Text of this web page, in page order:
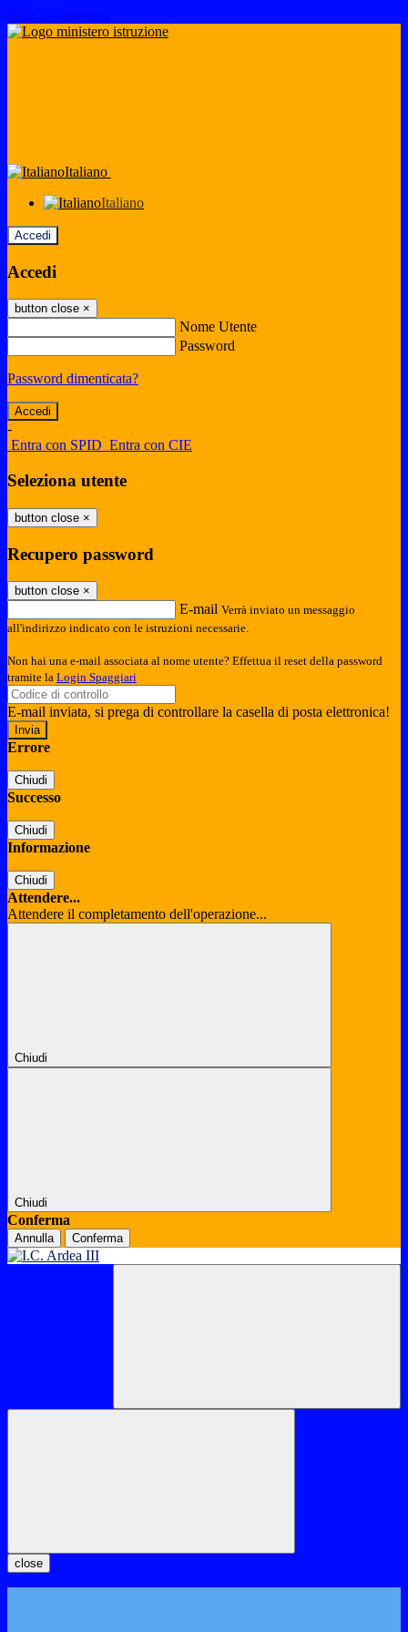
Italiano
Italiano
Accedi
Accedi
button close ×
Nome Utente
Password
Password dimenticata?
-
Entra con SPID Entra con CIE
Seleziona utente
button close ×
Recupero password
button close ×
E-mail Verrà inviato un messaggio
all'indirizzo indicato con le istruzioni necessarie.
Non hai una e-mail associata al nome utente? Effettua il reset della password
tramite la Login Spaggiari
E-mail inviata, si prega di controllare la casella di posta elettronica!
Errore
Chiudi
Successo
Chiudi
Informazione
Chiudi
Attendere...
Attendere il completamento dell'operazione...
Chiudi
Chiudi
Conferma
Annulla Conferma
close